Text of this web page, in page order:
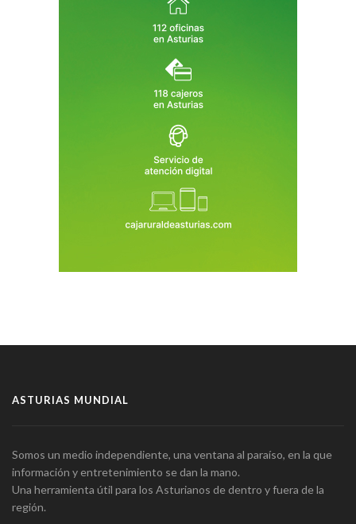
ASTURIAS MUNDIAL
Somos un medio independiente, una ventana al paraíso, en la que
información y entretenimiento se dan la mano.
Una herramienta útil para los Asturianos de dentro y fuera de la
región.